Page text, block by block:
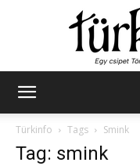
Türkinfo
Tags Smink
Tag: smink